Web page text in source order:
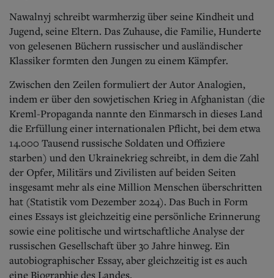
Nawalnyj schreibt warmherzig über seine Kindheit und
Jugend, seine Eltern. Das Zuhause, die Familie, Hunderte
von gelesenen Büchern russischer und ausländischer
Klassiker formten den Jungen zu einem Kämpfer.
Zwischen den Zeilen formuliert der Autor Analogien,
indem er über den sowjetischen Krieg in Afghanistan (die
Kreml-Propaganda nannte den Einmarsch in dieses Land
die Erfüllung einer internationalen Pflicht, bei dem etwa
14.000 Tausend russische Soldaten und Offiziere
starben) und den Ukrainekrieg schreibt, in dem die Zahl
der Opfer, Militärs und Zivilisten auf beiden Seiten
insgesamt mehr als eine Million Menschen überschritten
hat (Statistik vom Dezember 2024). Das Buch in Form
eines Essays ist gleichzeitig eine persönliche Erinnerung
sowie eine politische und wirtschaftliche Analyse der
russischen Gesellschaft über 30 Jahre hinweg. Ein
autobiographischer Essay, aber gleichzeitig ist es auch
eine Biographie des Landes.